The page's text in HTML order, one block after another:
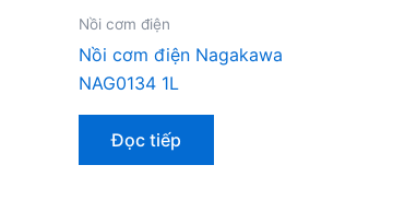
Nồi cơm điện
Nồi cơm điện Nagakawa
NAG0134 1L
Đọc tiếp